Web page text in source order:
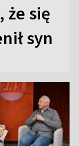
że się
syn